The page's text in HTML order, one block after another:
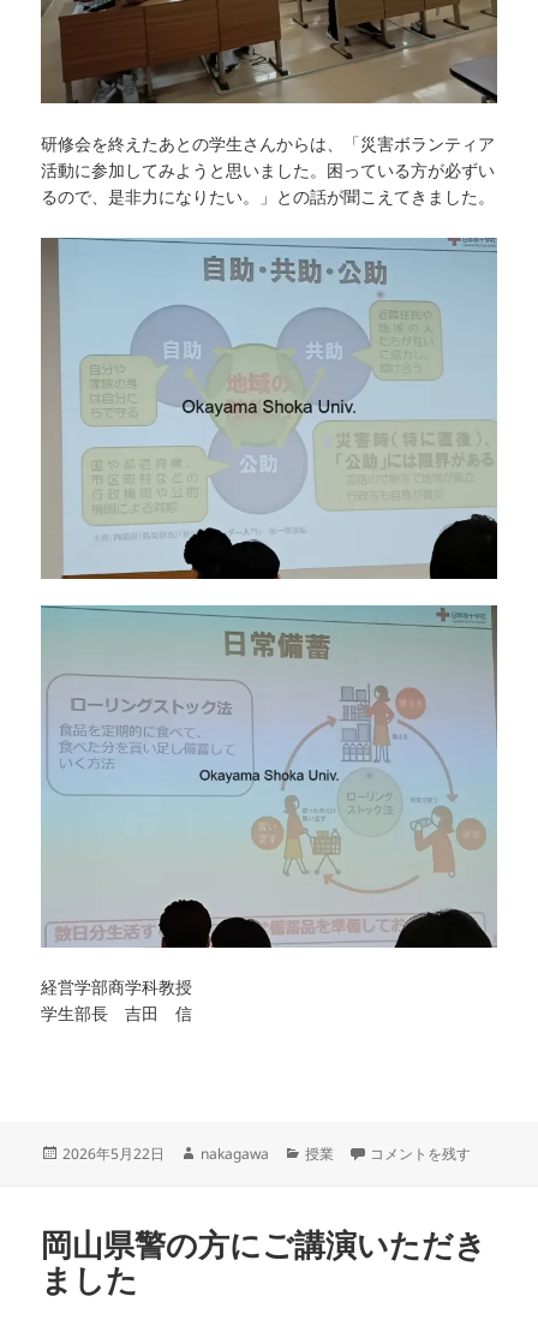
研修会を終えたあとの学生さんからは、「災害ボランティア
活動に参加してみようと思いました。困っている方が必ずい
るので、是非力になりたい。」との話が聞こえてきました。
経営学部商学科教授
学生部長 吉田 信
投
2026年5月22日
作
nakagawa
カ
ー
授業 大学生災害ボランティア
コメントを残す
岡山県警の方にご講演いただき
ました